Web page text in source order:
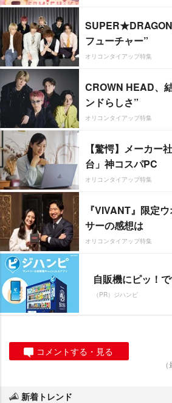
フューチャー”
オリコンタイアップ特集
CROWN HEAD、
ンドらしさ”
オリコンタイアップ特集
【驚愕】メーカー
台」神コスパPC
オリコンタイアップ特集
『VIVANT』限定
サーの感想は
オリコンタイアップ特集
自販機にピッ！
（PR）ジハンピ
コメントする・見る
新着トレンド